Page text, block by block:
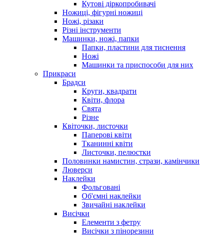
Кутові діркопробивачі
Ножиці, фігурні ножиці
Ножі, різаки
Різні інструменти
Машинки, ножі, папки
Папки, пластини для тиснення
Ножі
Машинки та приспособи для них
Прикраси
Брадси
Круги, квадрати
Квіти, флора
Свята
Різне
Квіточки, листочки
Паперові квіти
Тканинні квіти
Листочки, пелюстки
Половинки намистин, стрази, камінчики
Люверси
Наклейки
Фольговані
Об'ємні наклейки
Звичайні наклейки
Висічки
Елементи з фетру
Висічки з пінорезини